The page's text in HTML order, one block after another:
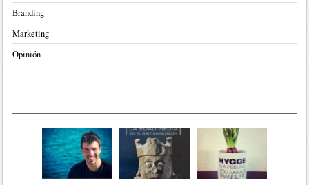
Branding
Marketing
Opinión